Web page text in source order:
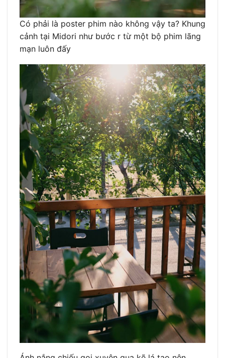
Có phải là poster phim nào không vậy ta? Khung
cảnh tại Midori như bước r từ một bộ phim lãng
mạn luôn đấy